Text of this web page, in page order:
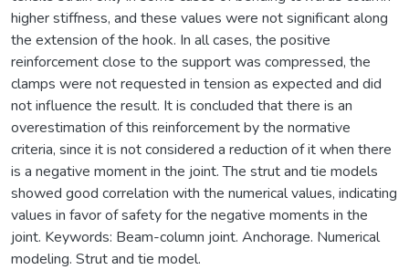
higher stiffness, and these values were not significant along
the extension of the hook. In all cases, the positive
reinforcement close to the support was compressed, the
clamps were not requested in tension as expected and did
not influence the result. It is concluded that there is an
overestimation of this reinforcement by the normative
criteria, since it is not considered a reduction of it when there
is a negative moment in the joint. The strut and tie models
showed good correlation with the numerical values, indicating
values in favor of safety for the negative moments in the
joint. Keywords: Beam-column joint. Anchorage. Numerical
modeling. Strut and tie model.